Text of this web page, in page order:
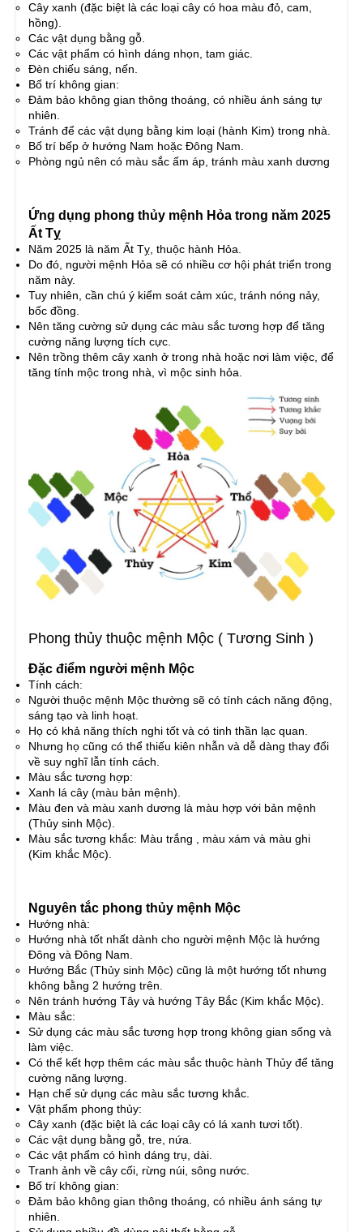
Cây xanh (đặc biệt là các loại cây có hoa màu đỏ, cam,
hồng).
Các vật dụng bằng gỗ.
Các vật phẩm có hình dáng nhọn, tam giác.
Đèn chiếu sáng, nến.
Bố trí không gian:
Đảm bảo không gian thông thoáng, có nhiều ánh sáng tự
nhiên.
Tránh để các vật dụng bằng kim loại (hành Kim) trong nhà.
Bố trí bếp ở hướng Nam hoặc Đông Nam.
Phòng ngủ nên có màu sắc ấm áp, tránh màu xanh dương
Ứng dụng phong thủy mệnh Hỏa trong năm 2025
Ất Tỵ
Năm 2025 là năm Ất Tỵ, thuộc hành Hỏa.
Do đó, người mệnh Hỏa sẽ có nhiều cơ hội phát triển trong
năm này.
Tuy nhiên, cần chú ý kiểm soát cảm xúc, tránh nóng nảy,
bốc đồng.
Nên tăng cường sử dụng các màu sắc tương hợp để tăng
cường năng lượng tích cực.
Nên trồng thêm cây xanh ở trong nhà hoặc nơi làm việc, để
tăng tính mộc trong nhà, vì mộc sinh hỏa.
Phong thủy thuộc mệnh Mộc ( Tương Sinh )
Đặc điểm người mệnh Mộc
Tính cách:
Người thuộc mệnh Mộc thường sẽ có tính cách năng động,
sáng tạo và linh hoạt.
Họ có khả năng thích nghi tốt và có tinh thần lạc quan.
Nhưng họ cũng có thể thiếu kiên nhẫn và dễ dàng thay đổi
về suy nghĩ lẫn tính cách.
Màu sắc tương hợp:
Xanh lá cây (màu bản mệnh).
Màu đen và màu xanh dương là màu hợp với bản mệnh
(Thủy sinh Mộc).
Màu sắc tương khắc: Màu trắng , màu xám và màu ghi
(Kim khắc Mộc).
Nguyên tắc phong thủy mệnh Mộc
Hướng nhà:
Hướng nhà tốt nhất dành cho người mệnh Mộc là hướng
Đông và Đông Nam.
Hướng Bắc (Thủy sinh Mộc) cũng là một hướng tốt nhưng
không bằng 2 hướng trên.
Nên tránh hướng Tây và hướng Tây Bắc (Kim khắc Mộc).
Màu sắc:
Sử dụng các màu sắc tương hợp trong không gian sống và
làm việc.
Có thể kết hợp thêm các màu sắc thuộc hành Thủy để tăng
cường năng lượng.
Hạn chế sử dụng các màu sắc tương khắc.
Vật phẩm phong thủy:
Cây xanh (đặc biệt là các loại cây có lá xanh tươi tốt).
Các vật dụng bằng gỗ, tre, nứa.
Các vật phẩm có hình dáng trụ, dài.
Tranh ảnh về cây cối, rừng núi, sông nước.
Bố trí không gian:
Đảm bảo không gian thông thoáng, có nhiều ánh sáng tự
nhiên.